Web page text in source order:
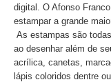
digital. O Afonso
estampar a grande
As estampas são
ao desenhar além de
acrílica, canetas,
lápis coloridos dentre